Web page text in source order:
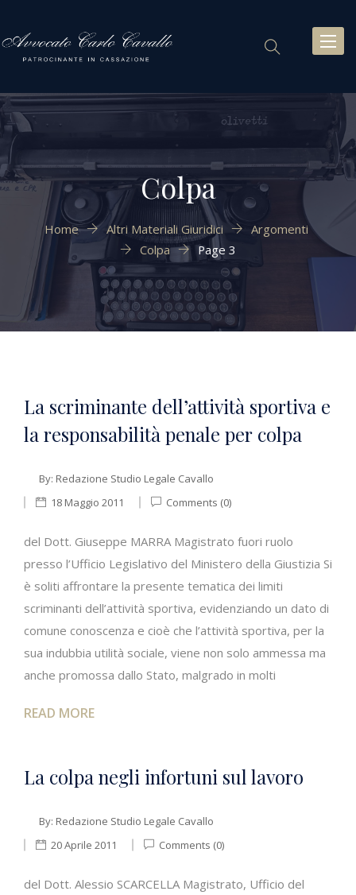
Colpa
Home Altri Materiali Giuridici
Argomenti
Colpa
Page 3
La scriminante dell’attività sportiva e
la responsabilità penale per colpa
By: Redazione Studio Legale Cavallo
18 Maggio 2011
Comments (0)
del Dott. Giuseppe MARRA Magistrato fuori ruolo
presso l’Ufficio Legislativo del Ministero della Giustizia Si
è soliti affrontare la presente tematica dei limiti
scriminanti dell’attività sportiva, evidenziando un dato di
comune conoscenza e cioè che l’attività sportiva, per la
sua indubbia utilità sociale, viene non solo ammessa ma
anche promossa dallo Stato, malgrado in molti
READ MORE
La colpa negli infortuni sul lavoro
By: Redazione Studio Legale Cavallo
20 Aprile 2011
Comments (0)
del Dott. Alessio SCARCELLA Magistrato, Ufficio del